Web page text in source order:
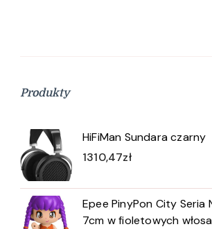
Produkty
HiFiMan Sundara czarny
1310,47zł
Epee PinyPon City Seria
7cm w fioletowych